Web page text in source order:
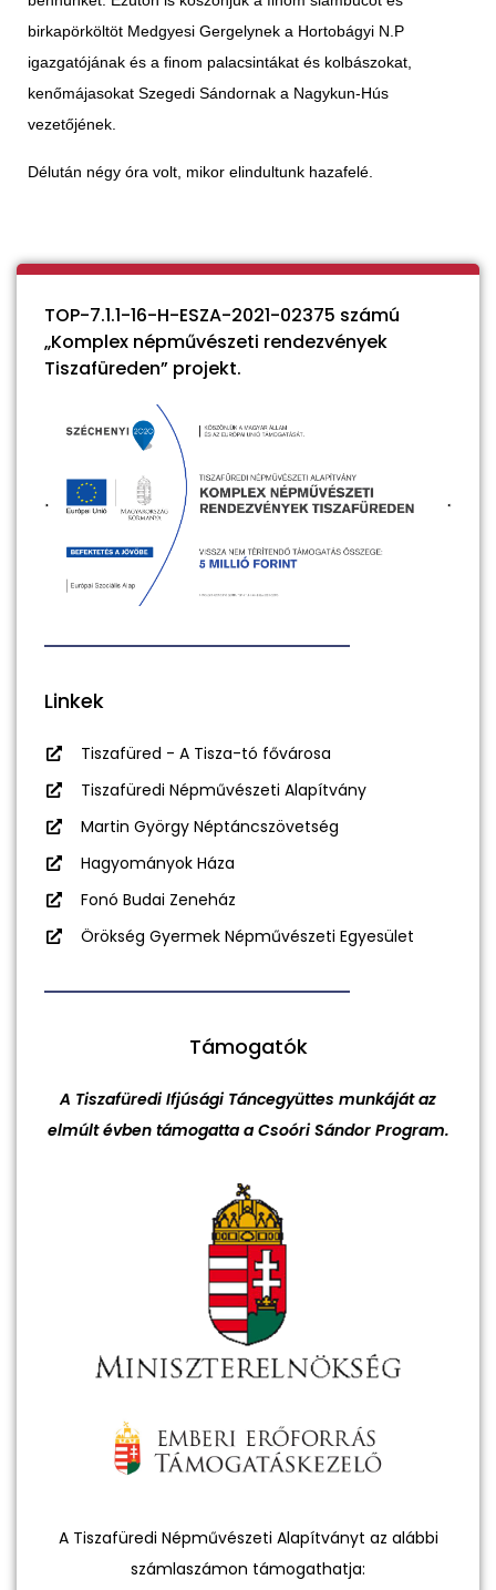
birkapörköltöt Medgyesi Gergelynek a Hortobágyi N.P
igazgatójának és a finom palacsintákat és kolbászokat,
kenőmájasokat Szegedi Sándornak a Nagykun-Hús
vezetőjének.
Délután négy óra volt, mikor elindultunk hazafelé.
TOP-7.1.1-16-H-ESZA-2021-02375 számú
„Komplex népművészeti rendezvények
Tiszafüreden” projekt.
Linkek
Tiszafüred - A Tisza-tó fővárosa
Tiszafüredi Népművészeti Alapítvány
Martin György Néptáncszövetség
Hagyományok Háza
Fonó Budai Zeneház
Örökség Gyermek Népművészeti Egyesület
Támogatók
A Tiszafüredi Ifjúsági Táncegyüttes munkáját az
elmúlt évben támogatta a Csoóri Sándor Program.
A Tiszafüredi Népművészeti Alapítványt az alábbi
számlaszámon támogathatja: